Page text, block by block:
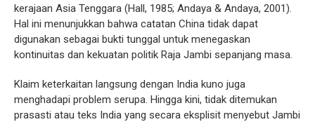
kerajaan Asia Tenggara (Hall, 1985; Andaya & Andaya, 2001).
Hal ini menunjukkan bahwa catatan China tidak dapat
digunakan sebagai bukti tunggal untuk menegaskan
kontinuitas dan kekuatan politik Raja Jambi sepanjang masa.
Klaim keterkaitan langsung dengan India kuno juga
menghadapi problem serupa. Hingga kini, tidak ditemukan
prasasti atau teks India yang secara eksplisit menyebut Jambi